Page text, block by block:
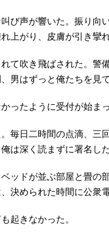
び声が響いた。振り向
上がり、皮膚が引き攣
て吹き飛ばされた。警
男はずっと俺たちを見
ったように受付が始まっ
毎日二時間の点滴、三
は深く読まずに署名し
ッドが並ぶ部屋と畳の
決められた時間に公衆
起きなかった。